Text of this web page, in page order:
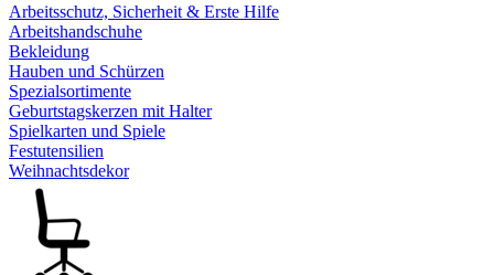
Arbeitsschutz, Sicherheit & Erste Hilfe
Arbeitshandschuhe
Bekleidung
Hauben und Schürzen
Spezialsortimente
Geburtstagskerzen mit Halter
Spielkarten und Spiele
Festutensilien
Weihnachtsdekor